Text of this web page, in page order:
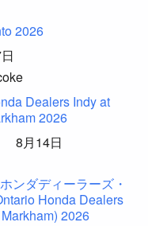
2026
Dealers Indy at
2026
8月14日
ンダディーラーズ・
Honda Dealers
2026